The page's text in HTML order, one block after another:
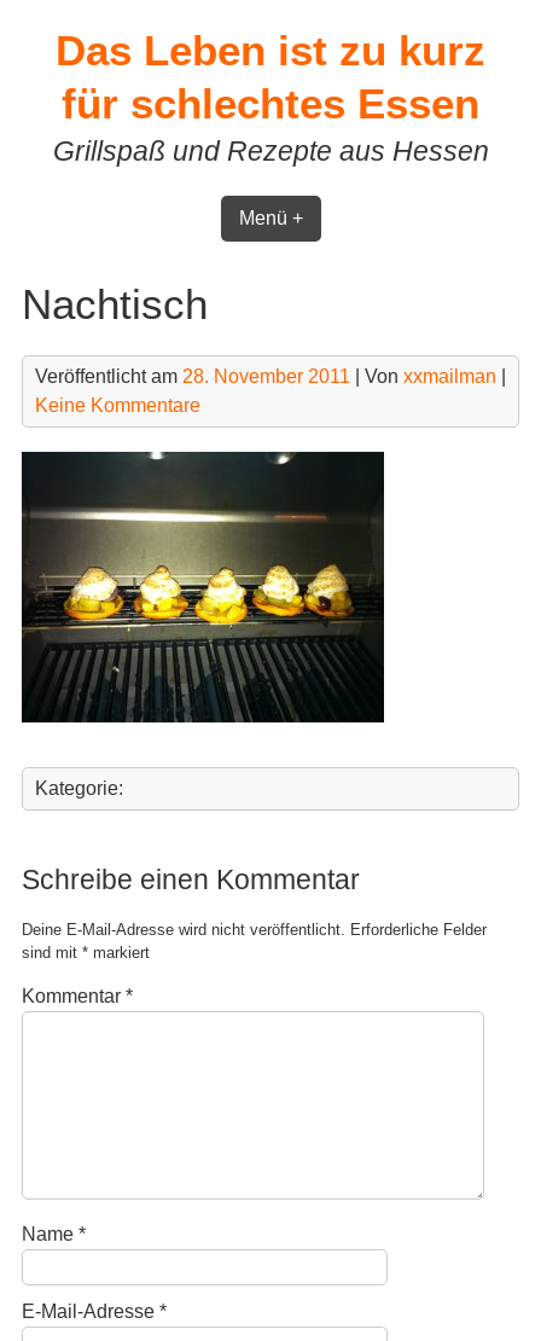
contentDas Leben ist zu kurz
für schlechtes Essen
Grillspaß und Rezepte aus Hessen
Menü +
Nachtisch
Veröffentlicht am 28. November 2011 | Von xxmailman
Keine Kommentare
Kategorie:
Schreibe einen Kommentar
Deine E-Mail-Adresse wird nicht veröffentlicht. Erforderliche Felder
sind mit *markiert
Kommentar *
Name *
E-Mail-Adresse *